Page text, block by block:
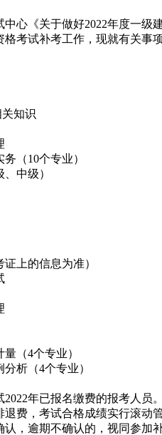
心《关于做好2022年度一级
考试补考工作，现就有关事
知识
（10个专业）
中级）
上的信息为准）
（4个专业）
析（4个专业）
2022年已报名缴费的报考人
费，考试合格成绩实行滚
，逾期不确认的，视同参加补